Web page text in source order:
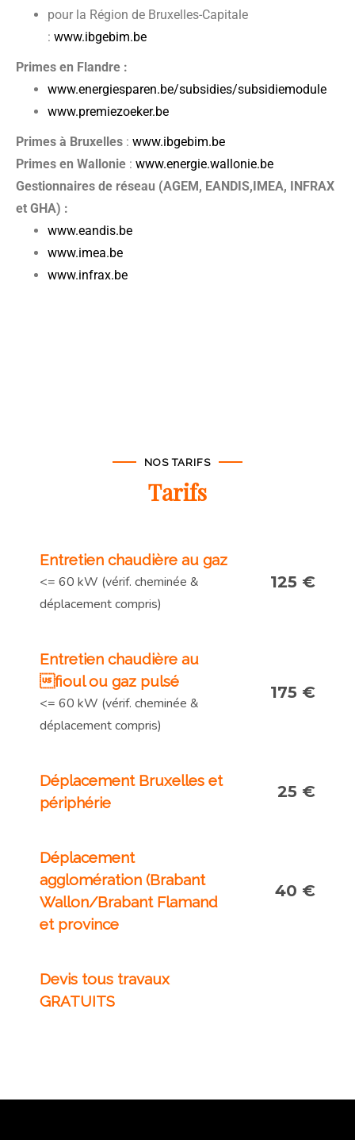
pour la Région de Bruxelles-Capitale
: www.ibgebim.be
Primes en Flandre :
www.energiesparen.be/subsidies/subsidiemodule
www.premiezoeker.be
Primes à Bruxelles : www.ibgebim.be
Primes en Wallonie : www.energie.wallonie.be
Gestionnaires de réseau (AGEM, EANDIS,IMEA, INFRAX
et GHA) :
www.eandis.be
www.imea.be
www.infrax.be
NOS TARIFS
Tarifs
Entretien chaudière au gaz
<= 60 kW (vérif. cheminée &
déplacement compris)
125 €
Entretien chaudière au
fioul ou gaz pulsé
<= 60 kW (vérif. cheminée &
déplacement compris)
175 €
Déplacement Bruxelles et
périphérie
25 €
Déplacement
agglomération (Brabant
Wallon/Brabant Flamand
et province
40 €
Devis tous travaux
GRATUITS